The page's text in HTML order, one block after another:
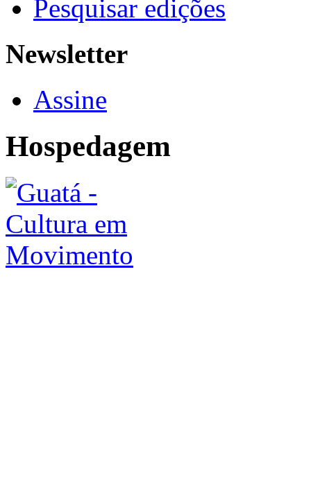
Pesquisar edições
Newsletter
Assine
Hospedagem